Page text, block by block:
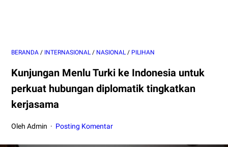
BERANDA / INTERNASIONAL / NASIONAL / PILIHAN
Kunjungan Menlu Turki ke Indonesia untuk
perkuat hubungan diplomatik tingkatkan
kerjasama
Oleh Admin Posting Komentar